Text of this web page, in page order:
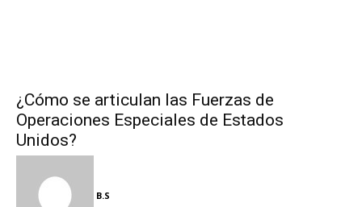
¿Cómo se articulan las Fuerzas de
Operaciones Especiales de Estados
Unidos?
B.S